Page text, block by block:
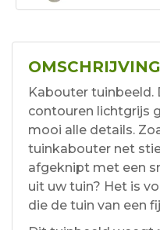
OMSCHRIJVING
Kabouter
contouren lichtgrijs
mooi alle details.
tuinkabouter net
afgeknipt met een
uit uw tuin? Het is
die de tuin van een